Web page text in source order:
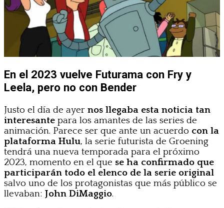
En el 2023 vuelve Futurama con Fry y
Leela, pero no con Bender
Justo el día de ayer nos llegaba esta noticia tan
interesante para los amantes de las series de
animación. Parece ser que ante un acuerdo con la
plataforma Hulu, la serie futurista de Groening
tendrá una nueva temporada para el próximo
2023, momento en el que se ha confirmado que
participarán todo el elenco de la serie original
salvo uno de los protagonistas que más público se
llevaban: John DiMaggio.